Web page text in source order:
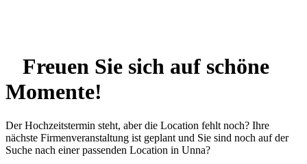
Freuen Sie sich auf schöne
Momente!
Der Hochzeitstermin steht, aber die Location fehlt noch? Ihre
nächste Firmenveranstaltung ist geplant und Sie sind noch auf der
Suche nach einer passenden Location in Unna?